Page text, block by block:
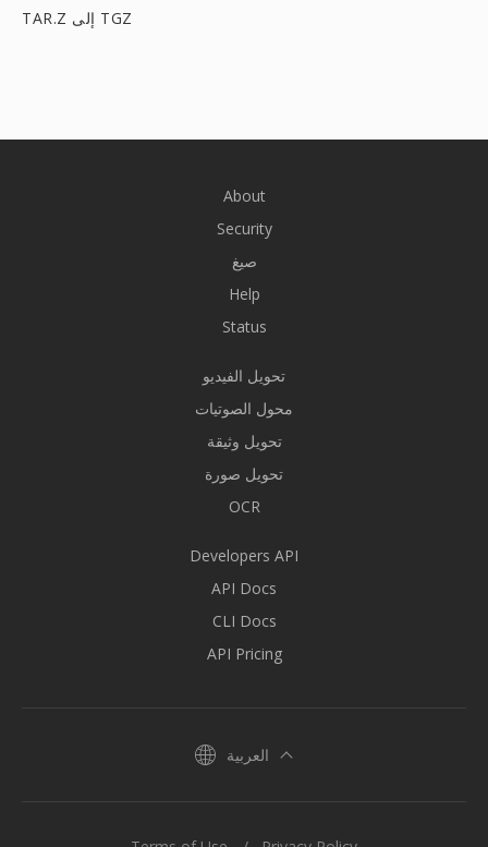
TAR.Z إلى TGZ
About
Security
صيغ
Help
Status
تحويل الفيديو
محول الصوتيات
تحويل وثيقة
تحويل صورة
OCR
Developers API
API Docs
CLI Docs
API Pricing
العربية